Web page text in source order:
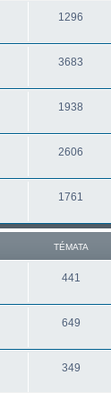
1296
3683
1938
2606
1761
TÉMATA
441
649
349